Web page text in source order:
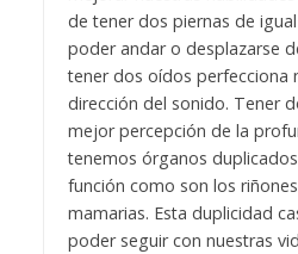
de tener dos piernas de
poder andar o desplazarse
tener dos oídos perfecciona
dirección del sonido. Tener
mejor percepción de la
tenemos órganos
función como son los
mamarias. Esta duplicidad
poder seguir con nuestras